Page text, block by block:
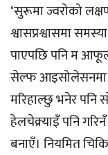
‘सुरूमा ज्वरोको
श्वासप्रश्वासमा
पाएपछि पनि म
सेल्फ आइसोलेसनमा
मरिहाल्छु भनेर पनि
हेलचेक्र्याइँ पनि
बनाएँ। नियमित